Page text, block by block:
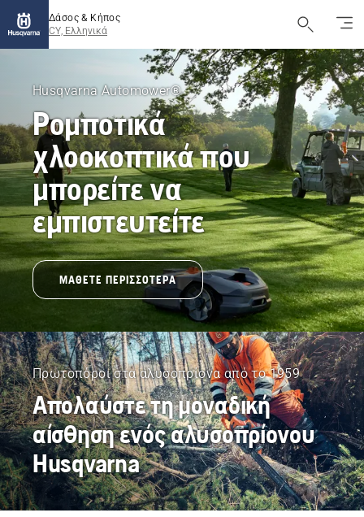
Δάσος & Κήπος
CY, Ελληνικά
Κύπρου
-
Δάσος,
Κήπος,
Αγρός
&
Πάρκα
Husqvarna Automower®
Ρομποτικά
χλοοκοπτικά που
μπορείτε να
εμπιστευτείτε
ΜΆΘΕΤΕ ΠΕΡΙΣΣΌΤΕΡΑ
Πρωτοπόροι στα αλυσοπρίονα από το 1959
Απολαύστε τη μοναδική
αίσθηση ενός αλυσοπρίονου
Husqvarna